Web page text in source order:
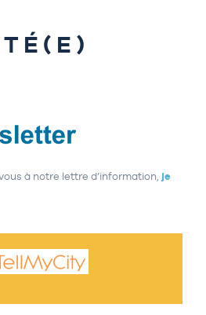
à notre lettre d’information, je